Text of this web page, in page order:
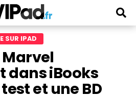
SUR IPAD
Marvel
dans iBooks
et une BD